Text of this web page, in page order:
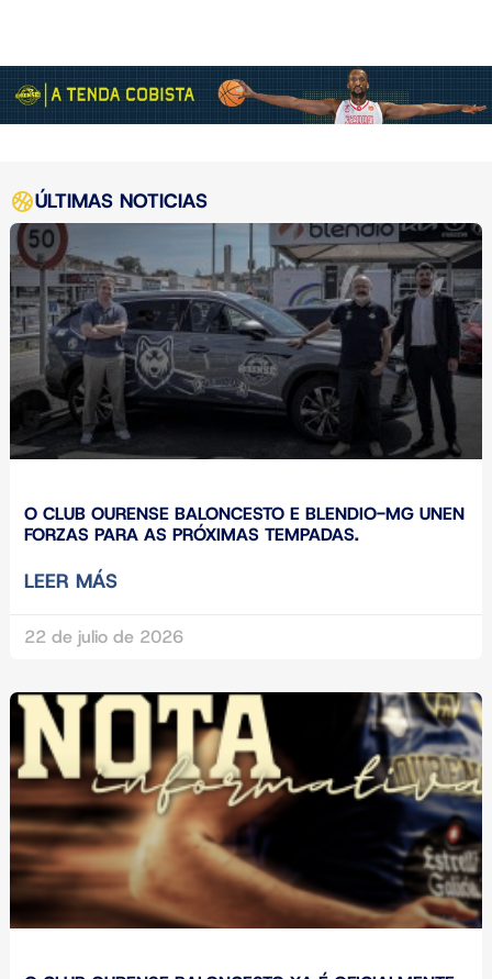
ÚLTIMAS NOTICIAS
O CLUB OURENSE BALONCESTO E BLENDIO-MG UNEN
FORZAS PARA AS PRÓXIMAS TEMPADAS.
LEER MÁS
22 de julio de 2026